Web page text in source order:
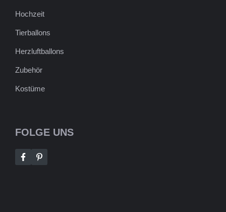
Hochzeit
Tierballons
Herzluftballons
Zubehör
Kostüme
FOLGE UNS